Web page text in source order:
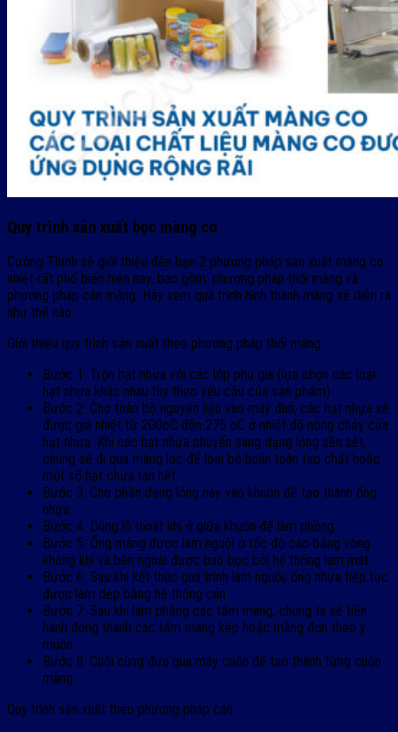
Quy trình sản xuất bọc màng co
Cường Thịnh sẽ giới thiệu đến bạn 2 phương pháp sản xuất màng co
nhiệt rất phổ biến hiện nay, bao gồm: phương pháp thổi màng và
phương pháp cán màng. Hãy xem quá trình hình thành màng sẽ diễn ra
như thế nào.
Giới thiệu quy trình sản xuất theo phương pháp thổi màng:
Bước 1: Trộn hạt nhựa với các lớp phụ gia (lựa chọn các loại
hạt nhựa khác nhau tùy theo yêu cầu của sản phẩm)
Bước 2: Cho toàn bộ nguyên liệu vào máy đùn, các hạt nhựa sẽ
được gia nhiệt từ 200oC đến 275 oC ở nhiệt độ nóng chảy của
hạt nhựa. Khi các hạt nhựa chuyển sang dạng lỏng sền sệt,
chúng sẽ đi qua màng lọc để loại bỏ hoàn toàn tạp chất hoặc
một số hạt chưa tan hết.
Bước 3: Cho phần dạng lỏng này vào khuôn để tạo thành ống
nhựa.
Bước 4: Dùng lỗ thoát khí ở giữa khuôn để làm phồng
Bước 5: Ống màng được làm nguội ở tốc độ cao bằng vòng
không khí và bên ngoài được bao bọc bởi hệ thống làm mát.
Bước 6: Sau khi kết thúc quá trình làm nguội, ống nhựa tiếp tục
được làm dẹp bằng hệ thống cán
Bước 7: Sau khi làm phẳng các tấm màng, chúng ta sẽ tiến
hành đóng thành các tấm màng kép hoặc màng đơn theo ý
muốn.
Bước 8: Cuối cùng đưa qua máy cuốn để tạo thành từng cuộn
màng.
Quy trình sản xuất theo phương pháp cán: